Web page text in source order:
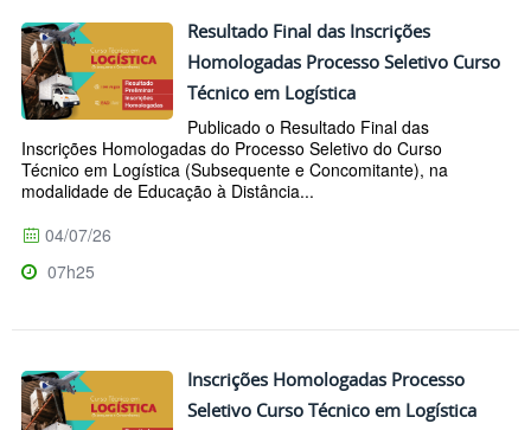
Resultado Final das Inscrições
Homologadas Processo Seletivo Curso
Técnico em Logística
Publicado o Resultado Final das
Inscrições Homologadas do Processo Seletivo do Curso
Técnico em Logística (Subsequente e Concomitante), na
modalidade de Educação à Distância...
04/07/26
07h25
Inscrições Homologadas Processo
Seletivo Curso Técnico em Logística